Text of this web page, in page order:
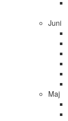
Juni
Maj